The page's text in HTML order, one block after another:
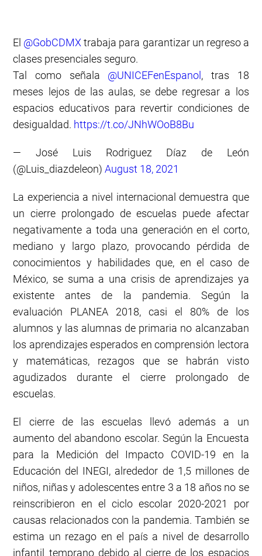
El @GobCDMXtrabaja para garantizar un regreso a
clases presenciales seguro.
Tal como señala @UNICEFenEspanol , tras 18
meses lejos de las aulas, se debe regresar a los
espacios educativos para revertir condiciones de
desigualdad. https://t.co/JNhWOoB8Bu
— José Luis Rodriguez Díaz de León
(@Luis_diazdeleon)August 18, 2021
La experiencia a nivel internacional demuestra que
un cierre prolongado de escuelas puede afectar
negativamente a toda una generación en el corto,
mediano y largo plazo, provocando pérdida de
conocimientos y habilidades que, en el caso de
México, se suma a una crisis de aprendizajes ya
existente antes de la pandemia. Según la
evaluación PLANEA 2018, casi el 80% de los
alumnos y las alumnas de primaria no alcanzaban
los aprendizajes esperados en comprensión lectora
y matemáticas, rezagos que se habrán visto
agudizados durante el cierre prolongado de
escuelas.
El cierre de las escuelas llevó además a un
aumento del abandono escolar. Según la Encuesta
para la Medición del Impacto COVID-19 en la
Educación del INEGI, alrededor de 1,5 millones de
niños, niñas y adolescentes entre 3 a 18 años no se
reinscribieron en el ciclo escolar 2020-2021 por
causas relacionados con la pandemia. También se
estima un rezago en el país a nivel de desarrollo
infantil temprano debido al cierre de los espacios